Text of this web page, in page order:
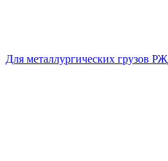
Для металлургических грузов